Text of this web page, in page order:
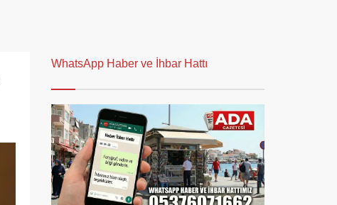
WhatsApp Haber ve İhbar Hattı